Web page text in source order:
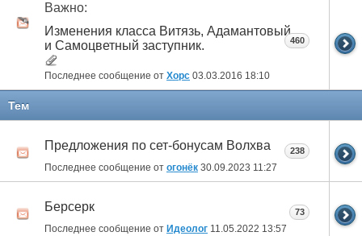
Важно:
Изменения класса Витязь, Адамантовый
и Самоцветный заступник.
Последнее сообщение от Xopc 03.03.2016 18:10
460
Тем
Предложения по сет-бонусам Волхва
Последнее сообщение от огонёк 30.09.2023 11:27
238
Берсерк
Последнее сообщение от Идеолог 11.05.2022 13:57
73